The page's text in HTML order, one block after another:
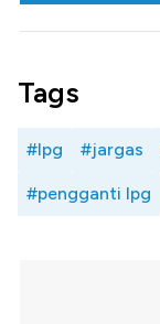
Tags
#lpg #jargas
#pengganti lpg